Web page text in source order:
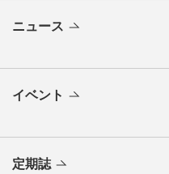
ニュース
イベント
定期誌